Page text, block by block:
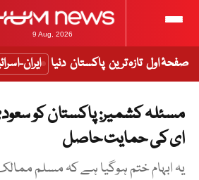
9 Aug, 2026
صفحۂ اول تازہ ترین پاکستان دنیا ایران-
مسئلہ کشمیر: پاکستان کو
ای کی حمایت حاصل
یہ ابہام ختم ہوگیا ہے کہ مسلم